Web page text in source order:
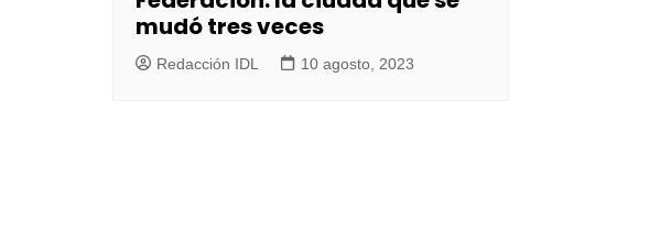
mudó tres veces
Redacción IDL 10 agosto, 2023